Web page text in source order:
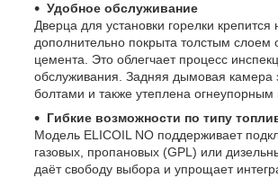
Удобное обслуживание
Дверца для установки горелки крепится
дополнительно покрыта толстым слоем
цемента. Это облегчает процесс
обслуживания. Задняя дымовая камера
болтами и также утеплена
Гибкие возможности по типу
Модель ELICOIL NO поддерживает
газовых, пропановых (GPL) или
даёт свободу выбора и упрощает